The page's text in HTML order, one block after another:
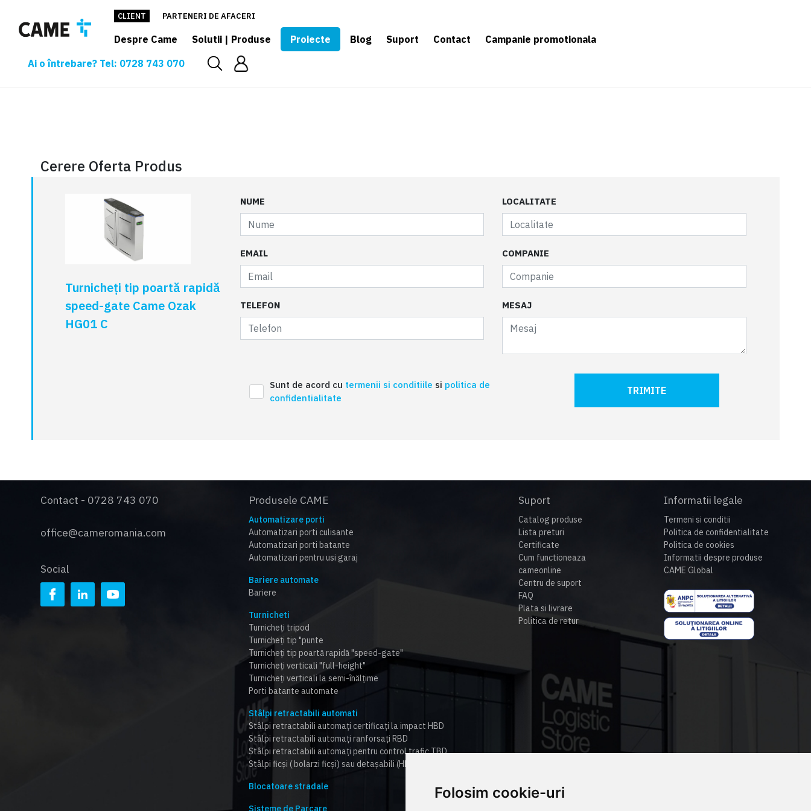
Folosim cookie-uri
CLIENT PARTENERI DE AFACERI
Despre Came Solutii | Produse Proiecte Blog Suport Contact
Campanie promotionala
Ai o întrebare? Tel: 0728 743 070
Cerere Oferta Produs
Turnicheți tip poartă rapidă
speed-gate Came Ozak
HG01 C
NUME
EMAIL
TELEFON
LOCALITATE
COMPANIE
MESAJ
Sunt de acord cu termenii si conditiile si politica de
confidentialitate
TRIMITE
Contact - 0728 743 070
office@cameromania.com
Social
Produsele CAME
Automatizare porti
Automatizari porti culisante
Automatizari porti batante
Automatizari pentru usi garaj
Bariere automate
Bariere
Turnicheti
Turnicheți tripod
Turnicheți tip "punte
Turnicheți tip poartă rapidă "speed-gate"
Turnicheți verticali "full-height"
Turnicheți verticali la semi-înălțime
Porti batante automate
Stâlpi retractabili automati
Stâlpi retractabili automați certificați la impact HBD
Stâlpi retractabili automați ranforsați RBD
Stâlpi retractabili automați pentru control trafic TBD
Stâlpi ficși ( bolarzi ficși) sau detașabili (HBD,RBD,TBD)
Blocatoare stradale
Sisteme de Parcare
Suport
Catalog produse
Lista preturi
Certificate
Cum functioneaza
cameonline
Centru de suport
FAQ
Plata si livrare
Politica de retur
Informatii legale
Termeni si conditii
Politica de confidentialitate
Politica de cookies
Informatii despre produse
CAME Global